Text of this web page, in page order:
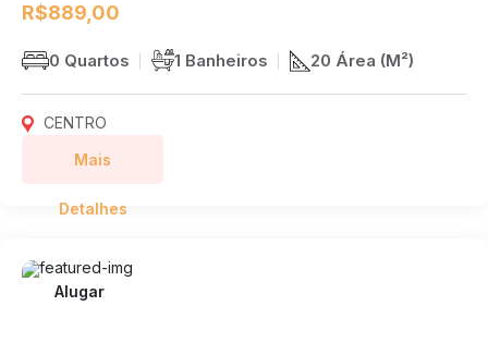
R$889,00
0 Quartos 1 Banheiros 20 Área (M²)
CENTRO
Mais
Detalhes
Alugar